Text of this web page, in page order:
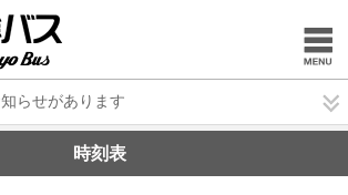
らせがあります
時刻表